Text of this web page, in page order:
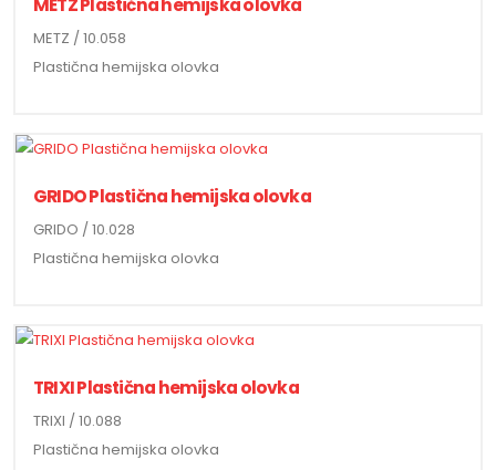
METZ / 10.058
Plastična hemijska olovka
GRIDO Plastična hemijska olovka
GRIDO / 10.028
Plastična hemijska olovka
TRIXI Plastična hemijska olovka
TRIXI / 10.088
Plastična hemijska olovka